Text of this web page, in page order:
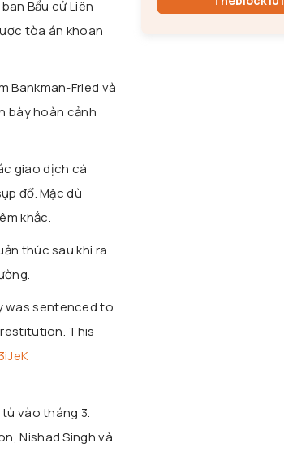
Bầu cử Liên
tòa án khoan
Bankman-Fried và
bày hoàn cảnh
giao dịch cá
đổ. Mặc dù
khắc.
thúc sau khi ra
was sentenced to
This
vào tháng 3.
Nishad Singh và